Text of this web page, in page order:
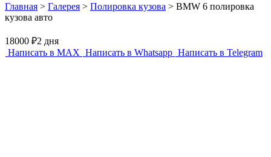
Главная > Галерея > Полировка кузова > BMW 6 полировка
кузова авто
18000 ₽2 дня
Написать в MAX Написать в Whatsapp Написать в Telegram